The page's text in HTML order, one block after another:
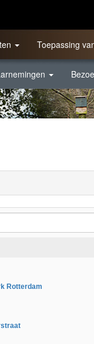
Toepassing
Rotterdam